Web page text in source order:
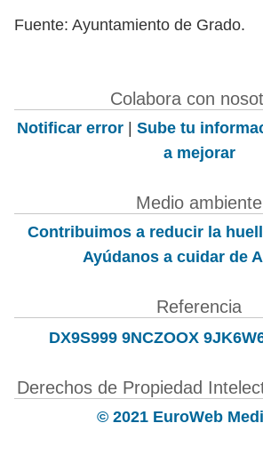
Fuente: Ayuntamiento de Grado.
Colabora con
Notificar error | Sube tu
a mejorar
Medio ambiente
Contribuimos a reducir la
Ayúdanos a cuidar de
Referencia
DX9S999 9NCZOOX
Derechos de Propiedad
© 2021 EuroWeb